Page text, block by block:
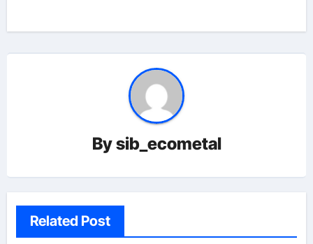
Bysib_ecometal
Related Post